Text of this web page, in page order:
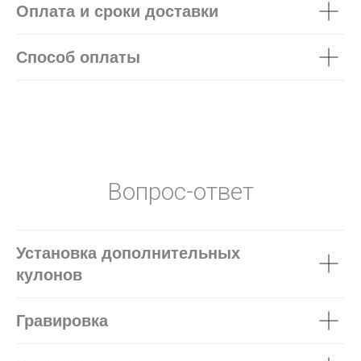
Оплата и сроки доставки
Способ оплаты
Вопрос-ответ
Установка дополнительных
кулонов
Гравировка